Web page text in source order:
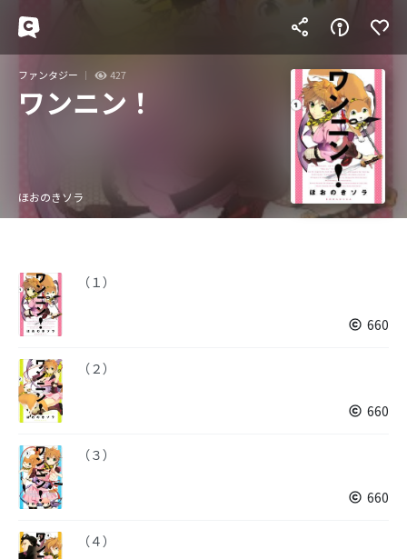
ファンタジー 427
ワンニン！
ほおのきソラ
（１）
660
（２）
660
（３）
660
（４）